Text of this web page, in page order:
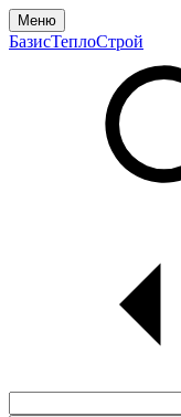
Меню
БазисТеплоСтрой